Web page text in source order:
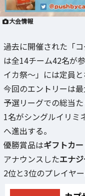
大会情報
過去に開催された「
は全14チーム42名が
イカ祭～」には定員
今回のエントリーは
予選リーグでの総当
1名がシングルイリミ
へ進出する。
優勝賞品はギフトカ
アナウンスしたエナ
2位と3位のプレイヤ